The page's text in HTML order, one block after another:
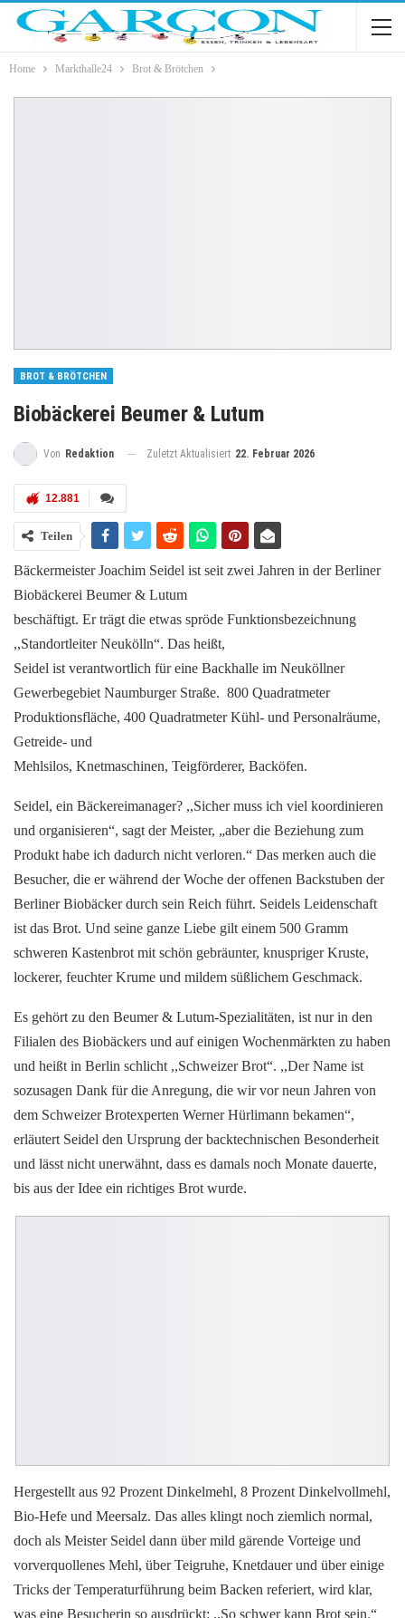
Home Markthalle24 Brot & Brötchen
BROT & BRÖTCHEN
Biobäckerei Beumer & Lutum
Von Redaktion Zuletzt Aktualisiert 22. Februar 2026
12.881
Teilen
Bäckermeister Joachim Seidel ist seit zwei Jahren in der Berliner
Biobäckerei Beumer & Lutum
beschäftigt. Er trägt die etwas spröde Funktionsbezeichnung
,,Standortleiter Neukölln“. Das heißt,
Seidel ist verantwortlich für eine Backhalle im Neuköllner
Gewerbegebiet Naumburger Straße. 800 Quadratmeter
Produktionsfläche, 400 Quadratmeter Kühl- und Personalräume,
Getreide- und
Mehlsilos, Knetmaschinen, Teigförderer, Backöfen.
Seidel, ein Bäckereimanager? ,,Sicher muss ich viel koordinieren
und organisieren“, sagt der Meister, „aber die Beziehung zum
Produkt habe ich dadurch nicht verloren.“ Das merken auch die
Besucher, die er während der Woche der offenen Backstuben der
Berliner Biobäcker durch sein Reich führt. Seidels Leidenschaft
ist das Brot. Und seine ganze Liebe gilt einem 500 Gramm
schweren Kastenbrot mit schön gebräunter, knuspriger Kruste,
lockerer, feuchter Krume und mildem süßlichem Geschmack.
Es gehört zu den Beumer & Lutum-Spezialitäten, ist nur in den
Filialen des Biobäckers und auf einigen Wochenmärkten zu haben
und heißt in Berlin schlicht ,,Schweizer Brot“. ,,Der Name ist
sozusagen Dank für die Anregung, die wir vor neun Jahren von
dem Schweizer Brotexperten Werner Hürlimann bekamen“,
erläutert Seidel den Ursprung der backtechnischen Besonderheit
und lässt nicht unerwähnt, dass es damals noch Monate dauerte,
bis aus der Idee ein richtiges Brot wurde.
Hergestellt aus 92 Prozent Dinkelmehl, 8 Prozent Dinkelvollmehl,
Bio-Hefe und Meersalz. Das alles klingt noch ziemlich normal,
doch als Meister Seidel dann über mild gärende Vorteige und
vorverquollenes Mehl, über Teigruhe, Knetdauer und über einige
Tricks der Temperaturführung beim Backen referiert, wird klar,
was eine Besucherin so ausdrückt: ,,So schwer kann Brot sein.“